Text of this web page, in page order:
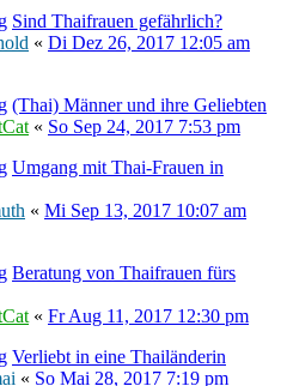
Sind Thaifrauen gefährlich?
« Di Dez 26, 2017 12:05 am
(Thai) Männer und ihre Geliebten
« So Sep 24, 2017 7:53 pm
Umgang mit Thai-Frauen in
« Mi Sep 13, 2017 10:07 am
Beratung von Thaifrauen fürs
« Fr Aug 11, 2017 12:30 pm
Verliebt in eine Thailänderin
« So Mai 28, 2017 7:19 pm